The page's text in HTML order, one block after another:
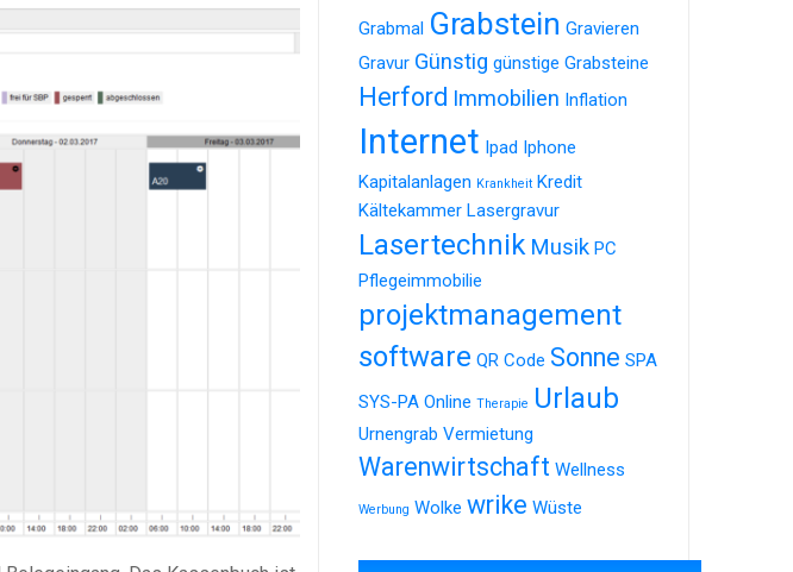
Grabmal Grabstein Gravieren
Gravur Günstig günstige Grabsteine
Herford Immobilien Inflation
Internet Ipad Iphone
Kapitalanlagen Krankheit Kredit
Kältekammer Lasergravur
Lasertechnik Musik PC
Pflegeimmobilie
projektmanagement
software QR Code Sonne SPA
SYS-PA Online Therapie Urlaub
Urnengrab Vermietung
Warenwirtschaft Wellness
Werbung Wolke wrike Wüste